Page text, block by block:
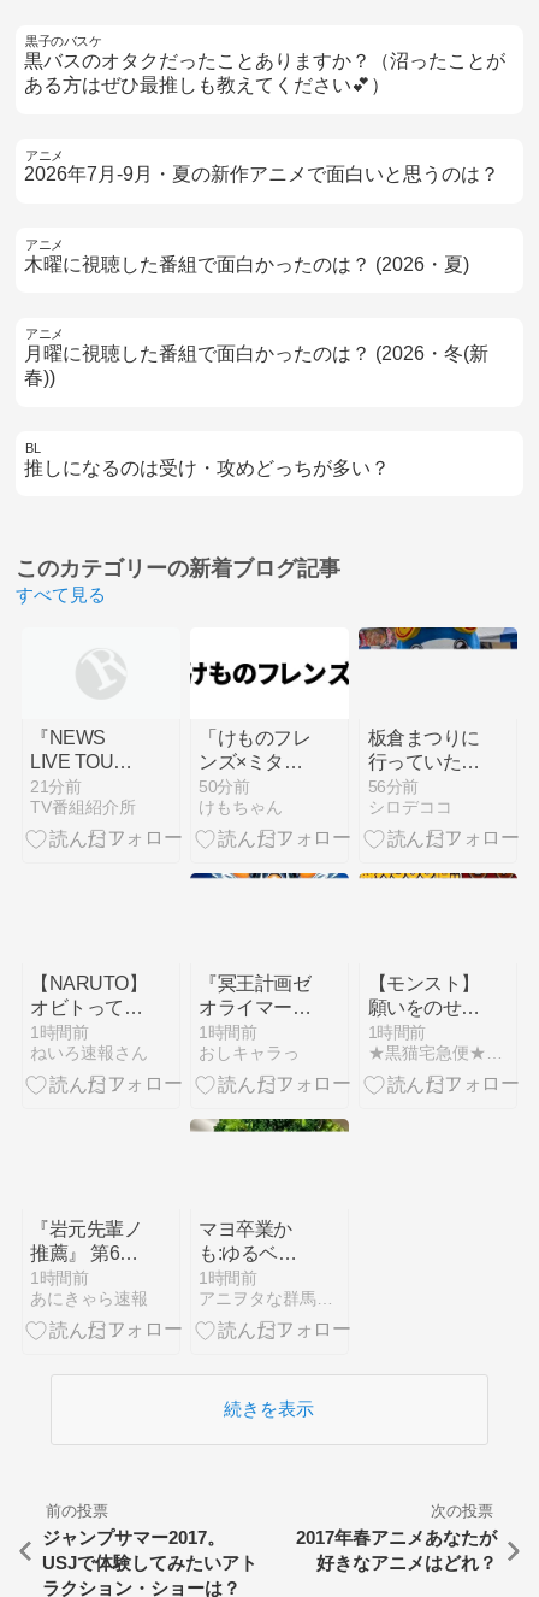
黒子のバスケ
黒バスのオタクだったことありますか？（沼ったことが
ある方はぜひ最推しも教えてください💕）
アニメ
2026年7月-9月・夏の新作アニメで面白いと思うのは？
アニメ
木曜に視聴した番組で面白かったのは？ (2026・夏)
アニメ
月曜に視聴した番組で面白かったのは？ (2026・冬(新
春))
BL
推しになるのは受け・攻めどっちが多い？
このカテゴリーの新着ブログ記事
すべて見る
『NEWS
LIVE TOUR
2025 変身』
Blu-ray＆
DVD 9月15日
21分前
TV番組紹介所
「けものフレ
ンズ×ミタク
ルブロック」
コラボ第2弾
が開催決定
ライグマ、フ
50分前
けもちゃん
板倉まつりに
行っていたく
らんに色紙を
プレゼントし
つつかき氷を
56分前
シロデココ
【NARUTO】
オビトって可
哀想な人生じ
ゃない…？
1時間前
ねいろ速報さん
『冥王計画ゼ
オライマー』
たった2回の
スパロボ参戦
で大人気にｗ
1時間前
おしキャラっ
【モンスト】
願いをのせ
て！オーブあ
みだくじ☆
あみだのプロ
1時間前
★黒猫宅急便★ver.４
『岩元先輩ノ
推薦』 第6話
ロンドン旧校
舎に集結する
魔女たち
1時間前
あにきゃら速報
マヨ卒業か
も:ゆるベジ
1000日チャ
レンジ947日
目
1時間前
アニヲタな群馬のゆるベジインストラクターひこが行く
続きを表示
前の投票
ジャンプサマー2017。
USJで体験してみたいアト
ラクション・ショーは？
次の投票
2017年春アニメあなたが
好きなアニメはどれ？